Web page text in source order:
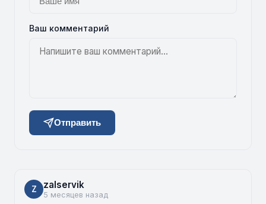
Ваш комментарий
Отправить
Z zalservik
5 месяцев назад